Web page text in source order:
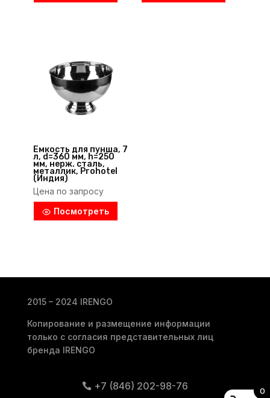
Емкость для пунша, 7
л, d=360 мм, h=250
мм, нерж. сталь,
металлик, Prohotel
(Индия)
Цена по запросу
Посмотреть
2015 – 2024 IRENGO
Копирование и размещение информации
только с согласия представительных лиц
бренда IRENGO
+7 (846) 202-98-76 0